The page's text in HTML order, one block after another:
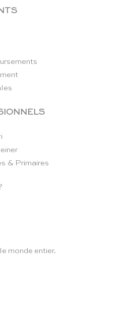
& Primaires
monde entier.